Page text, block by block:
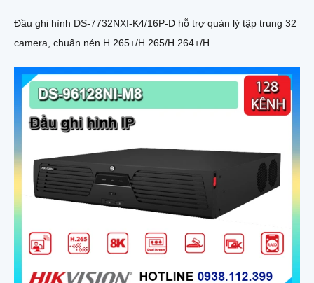
Đầu ghi hình DS-7732NXI-K4/16P-D hỗ trợ quản lý tập trung 32
camera, chuẩn nén H.265+/H.265/H.264+/H